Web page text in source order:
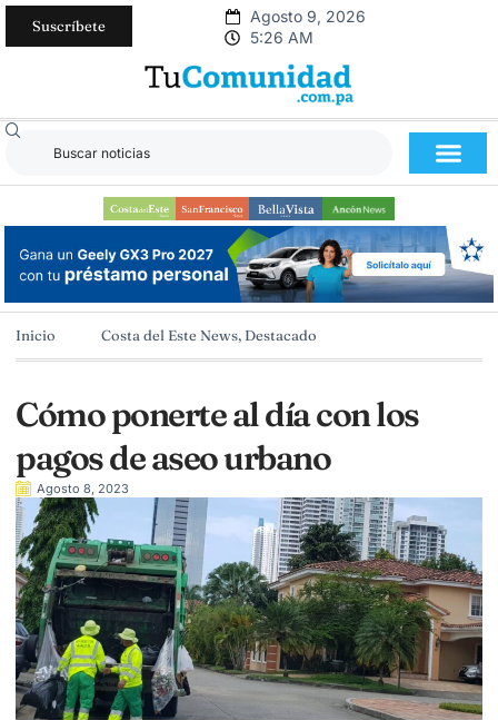
Suscríbete
Agosto 9, 2026
5:26 AM
Inicio Costa del Este News, Destacado
Cómo ponerte al día con los
pagos de aseo urbano
Agosto 8, 2023